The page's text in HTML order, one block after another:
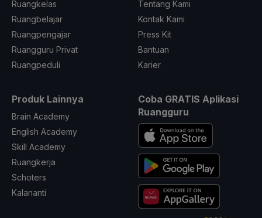
Ruangkelas
Ruangbelajar
Ruangpengajar
Ruangguru Privat
Ruangpeduli
Tentang Kami
Kontak Kami
Press Kit
Bantuan
Karier
Produk Lainnya
Brain Academy
English Academy
Skill Academy
Ruangkerja
Schoters
Kalananti
Coba GRATIS Aplikasi
Ruangguru